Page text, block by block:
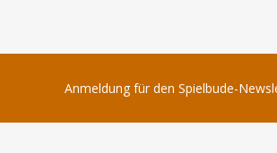
Anmeldung für den Spielbude-